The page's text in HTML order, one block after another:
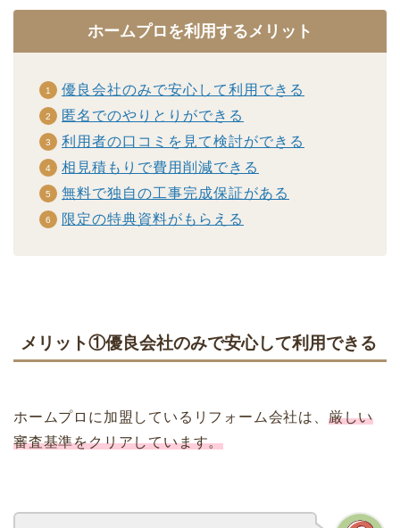
ホームプロを利用するメリット
優良会社のみで安心して利用できる
匿名でのやりとりができる
利用者の口コミを見て検討ができる
相見積もりで費用削減できる
無料で独自の工事完成保証がある
限定の特典資料がもらえる
メリット①優良会社のみで安心して利用できる
ホームプロに加盟しているリフォーム会社は、 厳しい
審査基準をクリアしています。